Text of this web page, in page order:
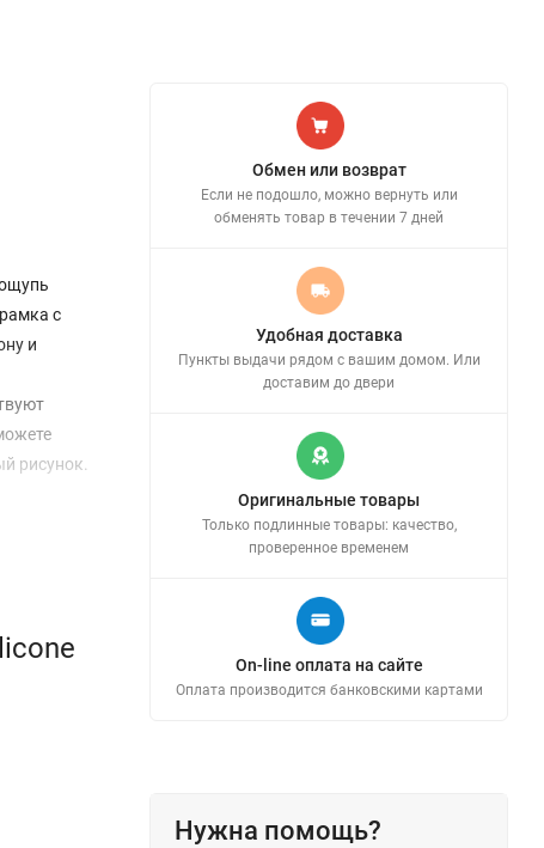
с
и
рисунок.
Обмен или возврат
Если не подошло, можно вернуть или
обменять товар в течении 7 дней
Удобная доставка
Пункты выдачи рядом с вашим домом. Или
доставим до двери
Оригинальные товары
Только подлинные товары: качество,
проверенное временем
On-line оплата на сайте
Оплата производится банковскими картами
Нужна помощь?